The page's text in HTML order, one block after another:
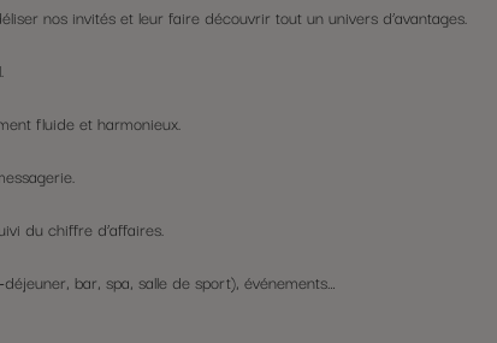
nos invités et leur faire découvrir tout un univers d’avantages.
fluide et harmonieux.
du chiffre d’affaires.
bar, spa, salle de sport), événements…